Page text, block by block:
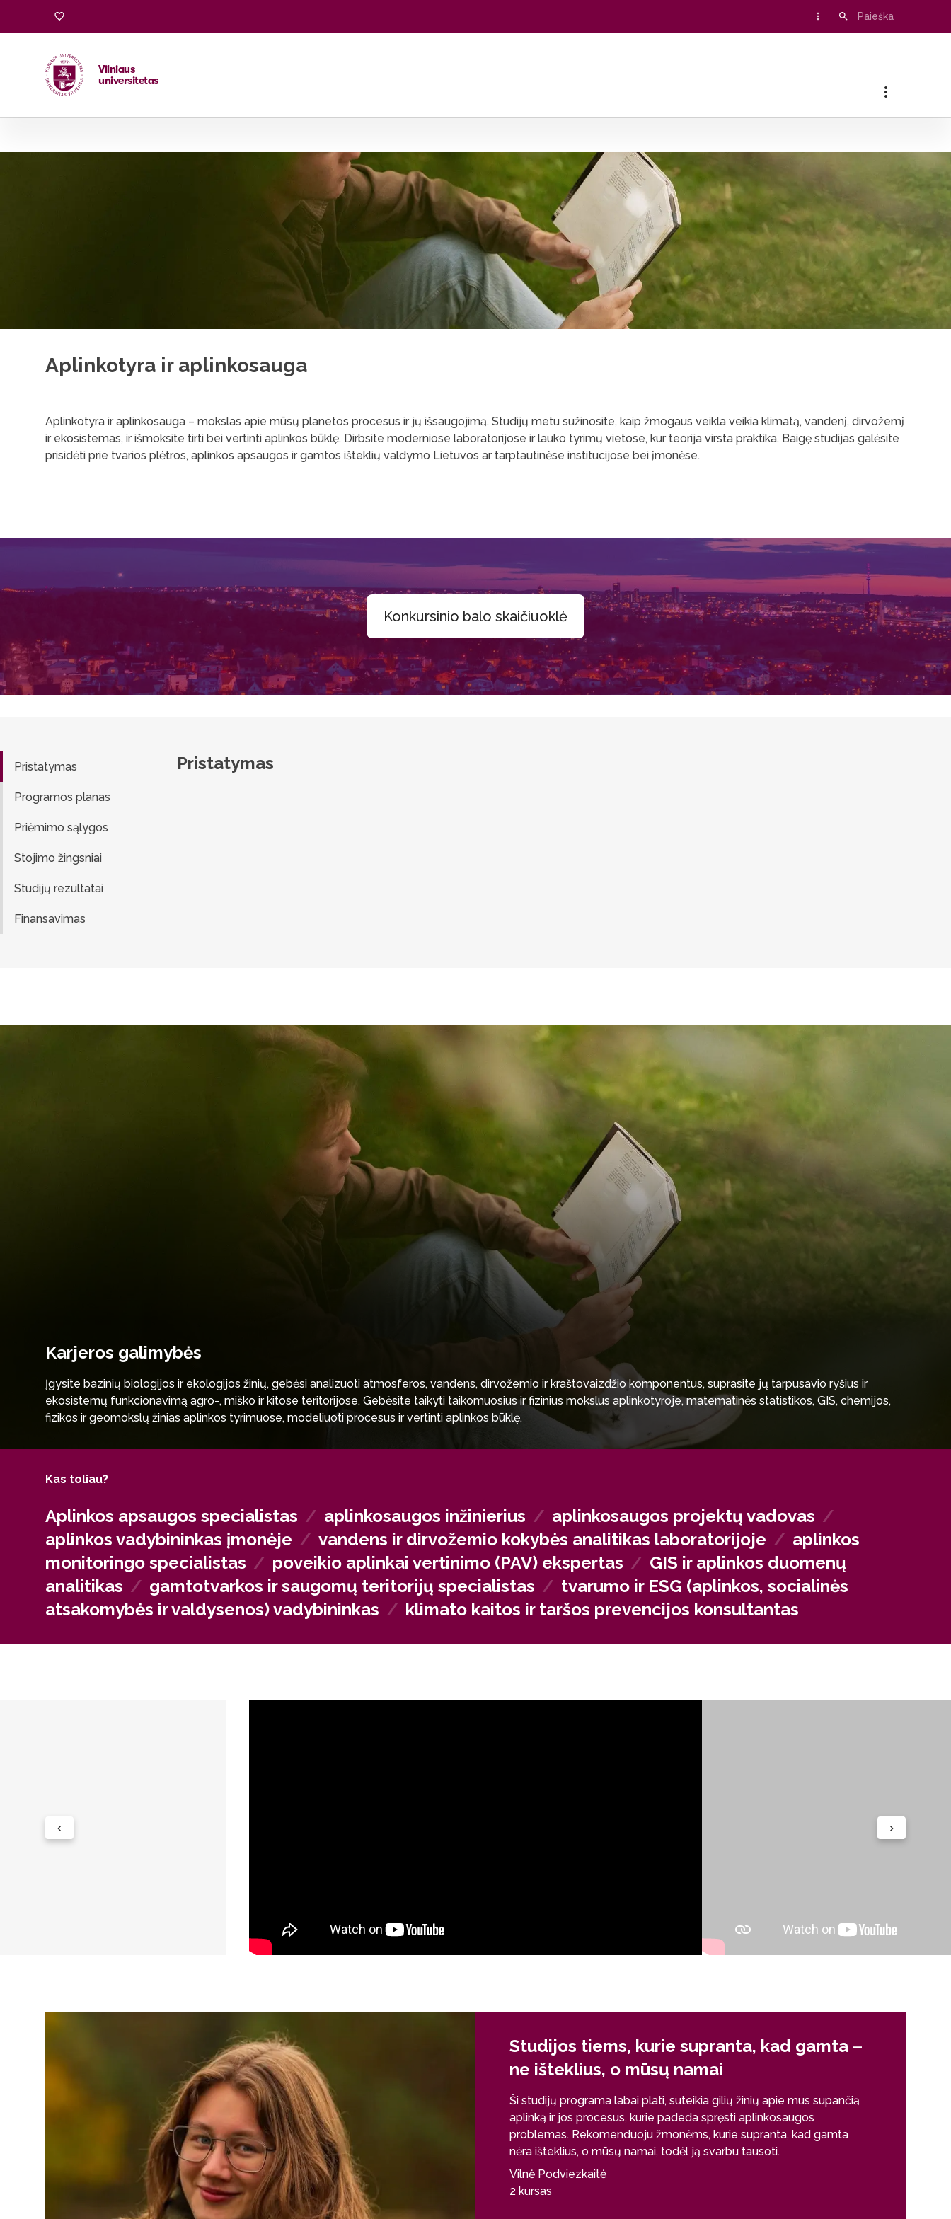
Vilniaus
universitetas
Aplinkotyra ir aplinkosauga
Aplinkotyra ir aplinkosauga – mokslas apie mūsų planetos procesus ir jų išsaugojimą. Studijų metu sužinosite, kaip žmogaus veikla veikia klimatą, vandenį, dirvožemį
ir ekosistemas, ir išmoksite tirti bei vertinti aplinkos būklę. Dirbsite moderniose laboratorijose ir lauko tyrimų vietose, kur teorija virsta praktika. Baigę studijas galėsite
prisidėti prie tvarios plėtros, aplinkos apsaugos ir gamtos išteklių valdymo Lietuvos ar tarptautinėse institucijose bei įmonėse.
Konkursinio balo skaičiuoklė
Pristatymas
Programos planas
Priėmimo sąlygos
Stojimo žingsniai
Studijų rezultatai
Finansavimas
Pristatymas
Karjeros galimybės
Įgysite bazinių biologijos ir ekologijos žinių, gebėsi analizuoti atmosferos, vandens, dirvožemio ir kraštovaizdžio komponentus, suprasite jų tarpusavio ryšius ir
ekosistemų funkcionavimą agro-, miško ir kitose teritorijose. Gebėsite taikyti taikomuosius ir fizinius mokslus aplinkotyroje, matematinės statistikos, GIS, chemijos,
fizikos ir geomokslų žinias aplinkos tyrimuose, modeliuoti procesus ir vertinti aplinkos būklę.
Gebėsite kompleksiškai vertinti gamtonaudą, identifikuoti aplinkosaugines problemas ir siūlyti sprendimus, atsižvelgdami į tvarumą ir kraštovaizdžio ypatumus,
prie darnios plėtros strategijų kūrimo.
Kas toliau?
Aplinkos apsaugos specialistas / aplinkosaugos inžinierius / aplinkosaugos projektų vadovas /
aplinkos vadybininkas įmonėje / vandens ir dirvožemio kokybės analitikas laboratorijoje / aplinkos
monitoringo specialistas / poveikio aplinkai vertinimo (PAV) ekspertas / GIS ir aplinkos duomenų
analitikas / gamtotvarkos ir saugomų teritorijų specialistas / tvarumo ir ESG (aplinkos, socialinės
atsakomybės ir valdysenos) vadybininkas / klimato kaitos ir taršos prevencijos konsultantas
Studijos tiems, kurie supranta, kad gamta –
ne išteklius, o mūsų namai
Ši studijų programa labai plati, suteikia gilių žinių apie mus supančią
aplinką ir jos procesus, kurie padeda spręsti aplinkosaugos
problemas. Rekomenduoju žmonėms, kurie supranta, kad gamta
nėra išteklius, o mūsų namai, todėl ją svarbu tausoti.
Vilnė Podviezkaitė
2 kursas